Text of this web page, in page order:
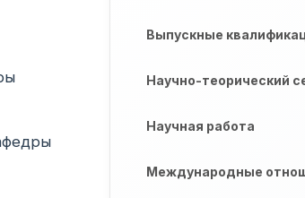
Выпускные
Научно-теорический
Научная работа
Международные